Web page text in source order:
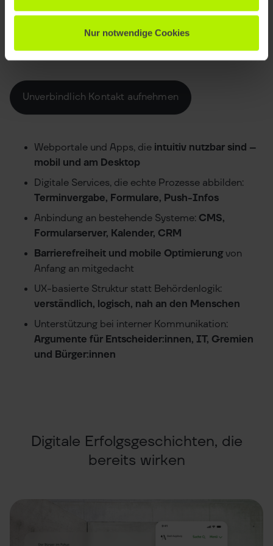
Nur notwendige Cookies
Was wir für Städte & Kommunen umsetzen
Unverbindlich Kontakt aufnehmen
Webportale und Apps, die intuitiv nutzbar sind –
mobil und am Desktop
Digitale Services, die echte Prozesse abbilden:
Terminvergabe, Formulare, Push-Infos
Anbindung an bestehende Systeme: CMS,
Formularserver, Kalender, CRM
Barrierefreiheit und mobile Optimierung von
Anfang an mitgedacht
UX-basierte Struktur statt Behördenlogik:
verständlich, logisch, nah an den Menschen
Unterstützung bei interner Kommunikation:
Argumente für Entscheider:innen, IT, Gremien
und Bürger:innen
Digitale Erfolgsgeschichten, die
bereits wirken